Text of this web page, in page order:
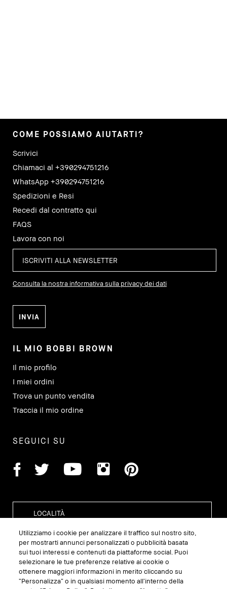
COME POSSIAMO AIUTARTI?
Scrivici
Chiamaci al +390294751216
WhatsApp +390294751216
Spedizioni e Resi
Recedi dal contratto qui
FAQS
Lavora con noi
Consulta la nostra informativa sulla privacy dei dati
IL MIO BOBBI BROWN
Il mio profilo
I miei ordini
Trova un punto vendita
Traccia il mio ordine
SEGUICI SU
GESTISCI I COOKIE DEL SITO
TERMINI E CONDIZIONI
Utilizziamo i cookie per analizzare il traffico sul nostro sito,
per mostrarti annunci personalizzati o pubblicità basata
sui tuoi interessi e contenuti da piattaforme social. Puoi
selezionare le tue preferenze relative ai cookie o
ottenere maggiori informazioni in merito cliccando su
“Personalizza” o in qualsiasi momento all’interno della